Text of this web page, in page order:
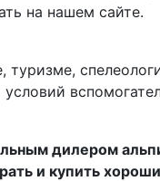
на нашем сайте.
туризме,
дилером
и купить